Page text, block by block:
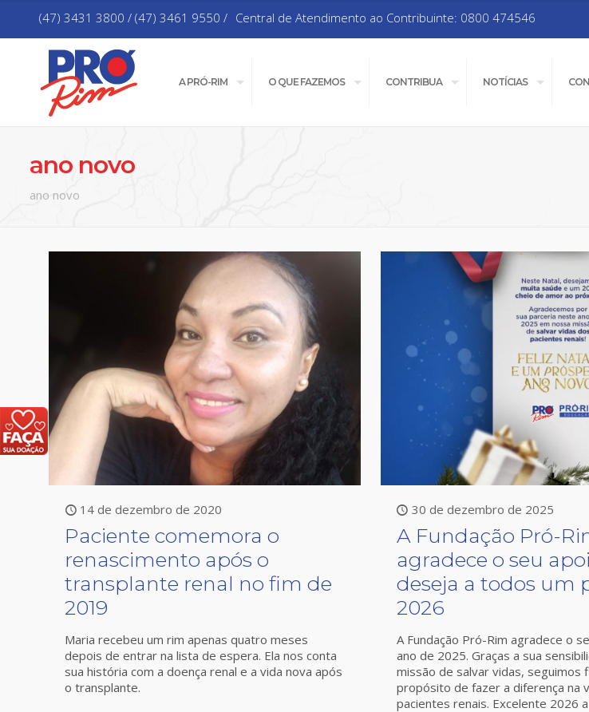
(47) 3431 3800 / (47) 3461 9550 / Central de Atendimento ao Contribuinte: 0800 474546
A PRÓ-RIM O QUE FAZEMOS CONTRIBUA NOTÍCIAS
ano novo
ano novo
14 de dezembro de 2020
Paciente comemora o
renascimento após o
transplante renal no fim de
2019
Maria recebeu um rim apenas quatro meses
depois de entrar na lista de espera. Ela nos conta
sua história com a doença renal e a vida nova após
o transplante.
30 de dezembro de 2025
A Fundação Pró-
agradece o seu
deseja a todos um
2026
A Fundação Pró-Rim agradece o
ano de 2025. Graças a sua
missão de salvar vidas, seguimos
propósito de fazer a diferença na
pacientes renais. Excelente 2026